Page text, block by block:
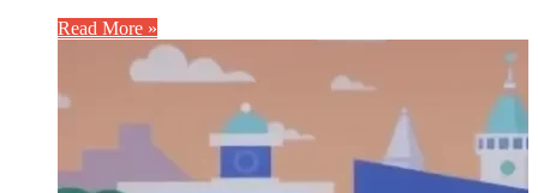
Read More »